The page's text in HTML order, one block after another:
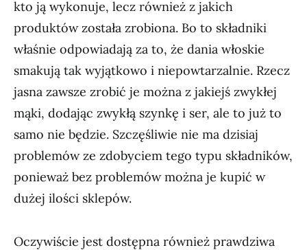
kto ją wykonuje, lecz również z jakich
produktów została zrobiona. Bo to składniki
właśnie odpowiadają za to, że dania włoskie
smakują tak wyjątkowo i niepowtarzalnie. Rzecz
jasna zawsze zrobić je można z jakiejś zwykłej
mąki, dodając zwykłą szynkę i ser, ale to już to
samo nie będzie. Szczęśliwie nie ma dzisiaj
problemów ze zdobyciem tego typu składników,
ponieważ bez problemów można je kupić w
dużej ilości sklepów.
Oczywiście jest dostępna również prawdziwa